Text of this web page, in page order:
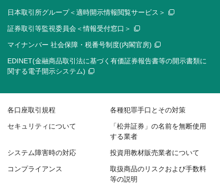
日本取引所グループ＜適時開示情報閲覧サービス＞
証券取引等監視委員会＜情報受付窓口＞
マイナンバー 社会保障・税番号制度(内閣官房)
EDINET(金融商品取引法に基づく有価証券報告書等の開示書類に
関する電子開示システム)
各口座取引規程 各種犯罪手口とその対策
セキュリティについて
「松井証券」の名前を無断使用
する業者
システム障害時の対応 投資用教材販売業者について
コンプライアンス
取扱商品のリスクおよび手数料
等の説明